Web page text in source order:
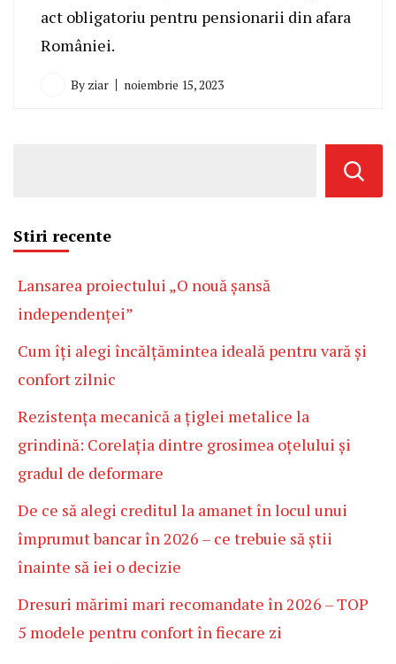
act obligatoriu pentru pensionarii din afara
României.
By ziar noiembrie 15, 2023
Stiri recente
Lansarea proiectului „O nouă șansă
independenței”
Cum îți alegi încălțămintea ideală pentru vară și
confort zilnic
Rezistența mecanică a țiglei metalice la
grindină: Corelația dintre grosimea oțelului și
gradul de deformare
De ce să alegi creditul la amanet în locul unui
împrumut bancar în 2026 – ce trebuie să știi
înainte să iei o decizie
Dresuri mărimi mari recomandate în 2026 – TOP
5 modele pentru confort în fiecare zi